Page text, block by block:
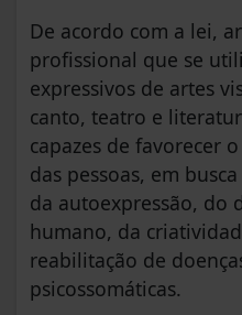
De acordo com a lei,
profissional que se
expressivos de artes
canto, teatro e
capazes de favorecer
das pessoas, em
da autoexpressão, do
humano, da
reabilitação de
psicossomáticas.